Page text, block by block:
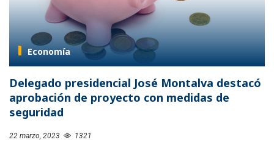
Economía
Delegado presidencial José Montalva destacó
aprobación de proyecto con medidas de
seguridad
22 marzo, 2023 1321